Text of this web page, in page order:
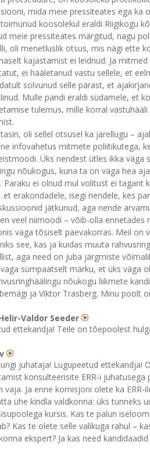
mida meie pressiteates ega ka
koosolekul eraldi Riigikogu
meie pressiteates märgitud, nagu
oli menetluslik otsus, mis nägi ette
kajastamist ei leidnud. Ja
ei hääletanud vastu sellele, et
solvunud selle pärast, et
Mulle pandi eraldi südamele, et
tulemus, mille korral
oli sellel otsusel ka järellugu –
infovahetus mitmete poliitikutega,
Üks nendest ütles ikka
nõukogus, kuna ta on väga hea
Paraku ei olnud mul volitust ei
et erakondadele, isegi nendele, kes
jätkunud, aga nende
veel niimoodi – võib-olla
väga tõsiselt päevakorras. Meil on
see, kas ja kuidas muuta
aga need on juba järgmiste
sümpaatselt märku, et üks väga
nõukogu liikmete
ja Viktor Trasberg. Minu poolt
Valdor Seeder
ettekandja! Teile on tõepoolest
juhataja! Lugupeetud ettekandja!
konsulteerisite ERR-i
vaja. Ja enne komisjoni olete ka
ühe kindla valdkonna: üks tunneks
kursis. Kas te palun
Kas te olete selle valikuga rahul –
ekspert? Ja kas need